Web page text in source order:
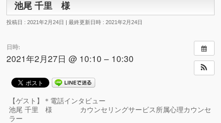
池尾 千里 様
投稿日 : 2021年2月24日 最終更新日時 : 2021年2月24日
日時:
2021年2月27日 @ 10:10 – 10:30
【ゲスト】＊電話インタビュー
池尾 千里 様 カウンセリングサービス所属心理カウンセ
ラー